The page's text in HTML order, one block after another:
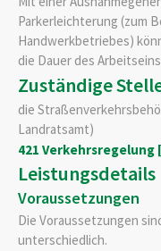
Parkerleichterung (zum
Handwerkbetriebes)
die Dauer des
Zuständige
die
Landratsamt)
421
Leistungsdetails
Voraussetzungen
Die Voraussetzungen
unterschiedlich.